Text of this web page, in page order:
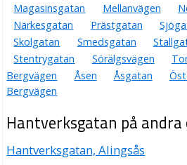
Magasinsgatan
Mellanvägen
Närkesgatan
Prästgatan
Skolgatan
Smedsgatan
Stentrygatan
Sörälgsvägen
Bergvägen
Åsen Åsgatan
Bergvägen
Hantverksgatan på
Hantverksgatan, Alingsås